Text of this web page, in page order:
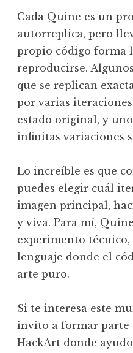
Cada Quine es un
autorreplica, pero
propio código forma
reproducirse.
que se replican
por varias
estado original, y
infinitas variaciones
Lo increíble es que
puedes elegir cuál
imagen principal,
y viva. Para mí,
experimento
lenguaje donde el
arte puro.
Si te interesa este
invito a formar parte
HackArt donde